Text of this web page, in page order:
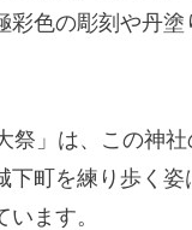
色の彫刻や丹塗
」は、この神社
町を練り歩く姿
ます。